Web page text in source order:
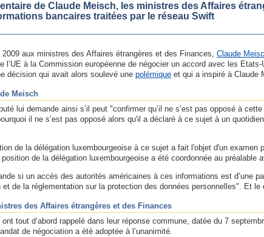
de Claude Meisch, les ministres des Affaires
bancaires traitées par le réseau Swift
aux ministres des Affaires étrangères et des Finances, Claude
l’UE à la Commission européenne de négocier un accord avec les
décision qui avait alors soulevé une polémique et qui a inspiré à Claude
Meisch
lui demande ainsi s’il peut "confirmer qu’il ne s’est pas opposé à
il ne s’est pas opposé alors qu'il a déclaré à ce sujet à un
de la délégation luxembourgeoise à ce sujet a fait l'objet d'un
de la délégation luxembourgeoise a été coordonnée au
si un accès des autorités américaines à ces informations est d’une
de la réglementation sur la protection des données personnelles". Et le
des Affaires étrangères et des Finances
tout d’abord rappelé dans leur réponse commune, datée du 7
de négociation a été adoptée à l’unanimité.